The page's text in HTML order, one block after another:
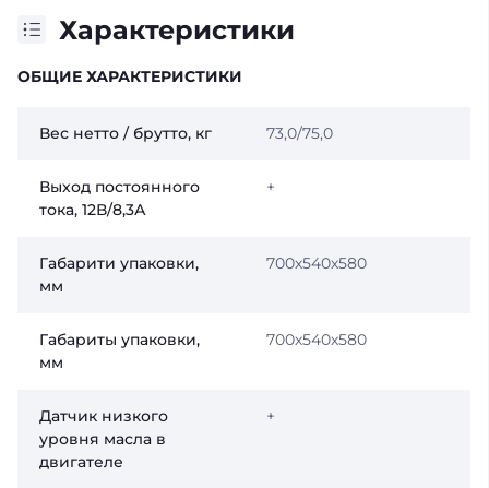
Характеристики
ОБЩИЕ ХАРАКТЕРИСТИКИ
Вес нетто / брутто, кг 73,0/75,0
Выход постоянного
тока, 12В/8,3А
+
Габарити упаковки,
мм
700х540х580
Габариты упаковки,
мм
700х540х580
Датчик низкого
уровня масла в
двигателе
+